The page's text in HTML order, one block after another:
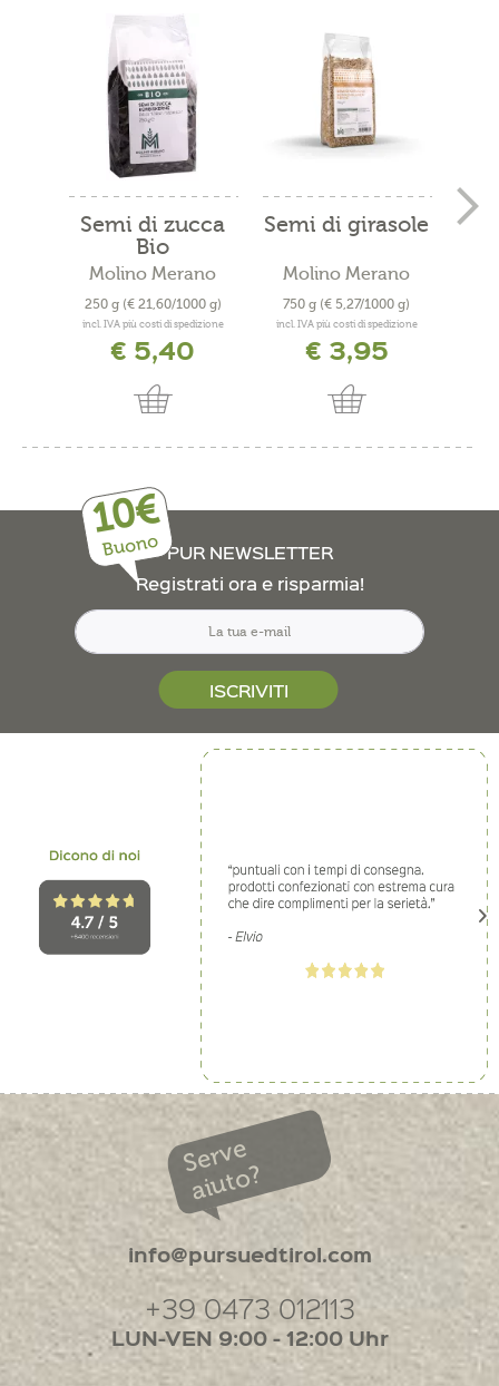
Semi di zucca
Bio
Molino Merano
250 g (€ 21,60/1000 g)
incl. IVA più costi di spedizione
€ 5,40
Semi di girasole
Molino Merano
750 g (€ 5,27/1000 g)
incl. IVA più costi di spedizione
€ 3,95
10€
Buono PUR NEWSLETTER
Registrati ora e risparmia!
ISCRIVITI
Serve
aiuto?
info@pursuedtirol.com
+39 0473 012113
LUN-VEN 9:00 - 12:00 Uhr